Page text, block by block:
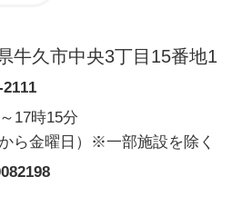
牛久市中央3丁目15番地1
17時15分
から金曜日）※一部施設を除く